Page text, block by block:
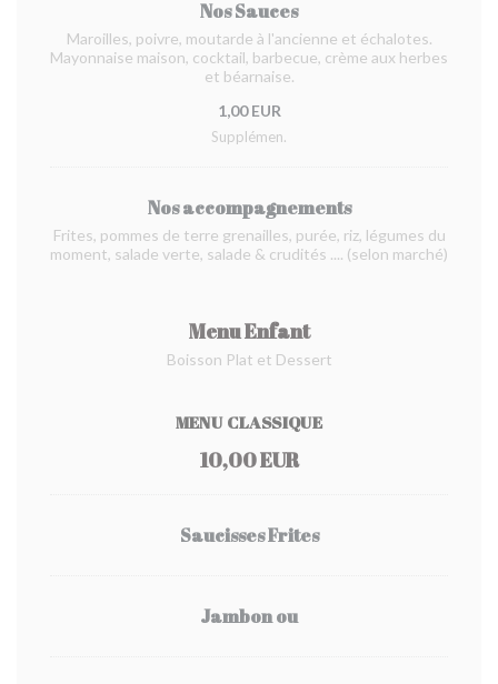
Nos Sauces
Maroilles, poivre, moutarde à l'ancienne et échalotes.
Mayonnaise maison, cocktail, barbecue, crème aux herbes
et béarnaise.
1,00 EUR
Supplémen.
Nos accompagnements
Frites, pommes de terre grenailles, purée, riz, légumes du
moment, salade verte, salade & crudités .... (selon marché)
Menu Enfant
Boisson Plat et Dessert
MENU CLASSIQUE
10,00 EUR
Saucisses Frites
Jambon ou